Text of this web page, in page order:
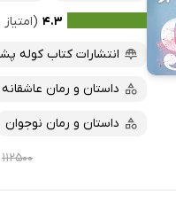
۴.۳ (امتیاز ۱۴۰ نفر)
انتشارات کتاب کوله
داستان و رمان
داستان و رمان نوجوان
۱۱۲۵۰۰